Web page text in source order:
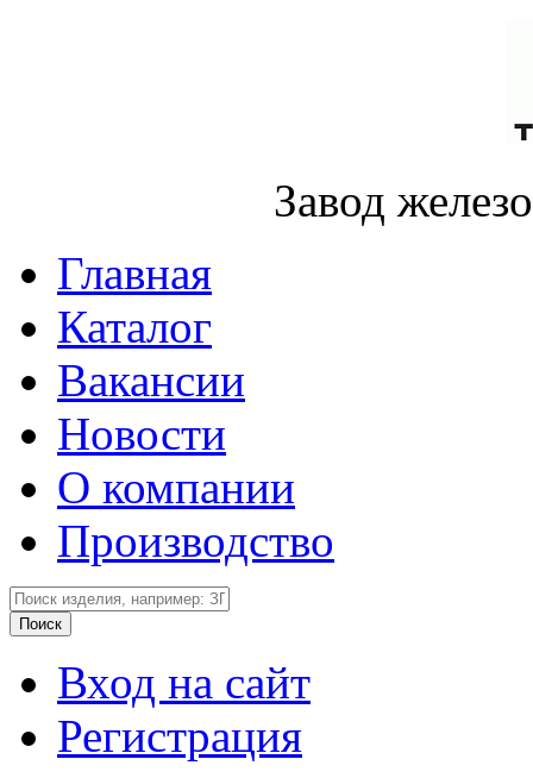
Завод
Главная
Каталог
Вакансии
Новости
О компании
Производство
Вход на сайт
Регистрация